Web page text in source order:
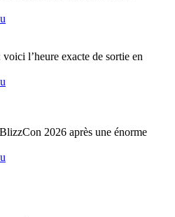
l’heure exacte de sortie en
2026 après une énorme